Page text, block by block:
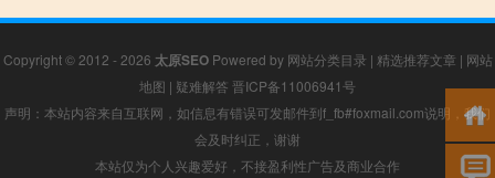
Copyright © 2012 - 2026 太原SEOPowered by 网站分类目录 | 精选推荐文章 | 网站
地图 | 疑难解答 晋ICP备11006941号
声明：本站内容来自互联网，如信息有错误可发邮件到f_fb#foxmail.com说明，我们
会及时纠正，谢谢
本站仅为个人兴趣爱好，不接盈利性广告及商业合作